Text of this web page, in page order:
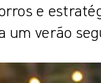
e
um verão